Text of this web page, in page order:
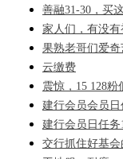
善融31-30，买
家人们，有没
果熟老哥们爱
云缴费
震惊，15 128粉
建行会员会员
建行会员日任
交行抓住好基会